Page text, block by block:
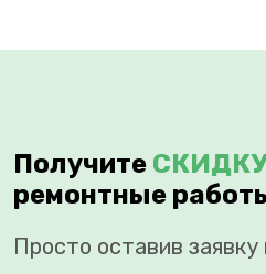
Получите СКИДКУ
ремонтные
Просто оставив заявку